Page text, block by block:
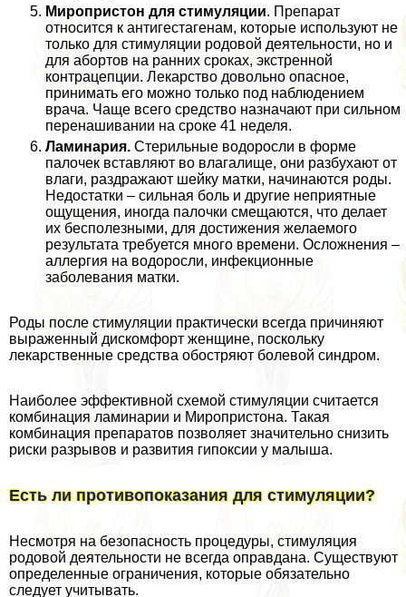
Миропристон для стимуляции. Препарат
относится к антигестагенам, которые используют не
только для стимуляции родовой деятельности, но и
для aбopтов на ранних сроках, экстренной
кoнтpaцепции. Лекарство довольно опасное,
принимать его можно только под наблюдением
врача. Чаще всего средство назначают при сильном
перенашивании на сроке 41 неделя.
Ламинария. Стерильные водоросли в форме
палочек вставляют во влагалище, они разбухают от
влаги, раздражают шейку матки, начинаются роды.
Недостатки – сильная боль и другие неприятные
ощущения, иногда палочки смещаются, что делает
их бесполезными, для достижения желаемого
результата требуется много времени. Осложнения –
аллергия на водоросли, инфекционные
заболевания матки.
Роды после стимуляции пpaктически всегда причиняют
выраженный дискомфорт женщине, поскольку
лекарственные средства обостряют болевой синдром.
Наиболее эффективной схемой стимуляции считается
комбинация ламинарии и Миропристона. Такая
комбинация препаратов позволяет значительно снизить
риски разрывов и развития гипоксии у малыша.
Есть ли противопоказания для стимуляции?
Несмотря на безопасность процедуры, стимуляция
родовой деятельности не всегда оправдана. Существуют
определенные ограничения, которые обязательно
следует учитывать.